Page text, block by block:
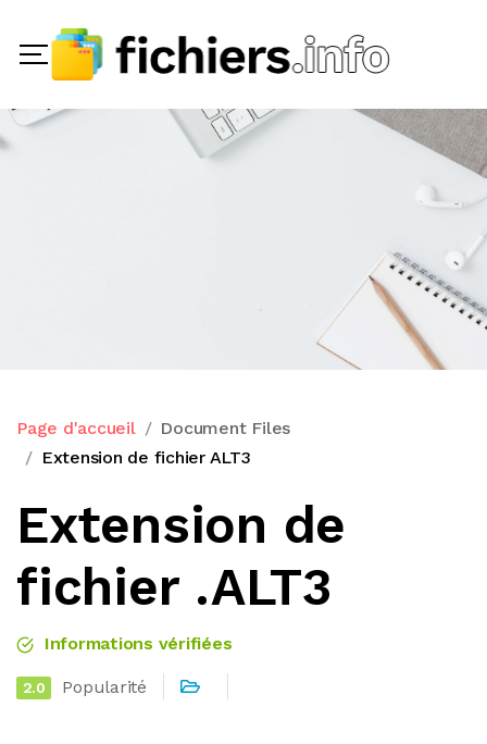
Page d'accueil
Document Files
Extension de fichier ALT3
Extension de
fichier .ALT3
Informations vérifiées
2.0 Popularité